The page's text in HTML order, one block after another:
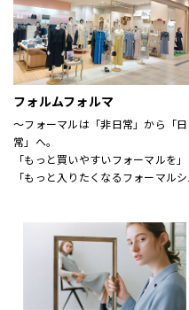
若い感性を生かし、幅広い年齢層の
お客様を対象にした店舗となってい
ます。
また、品揃えについても振袖、訪問
着、袋帯　等様々な高級呉服の品々
を驚くほどの超破格にてご奉仕致し
皆さま是非ともお立ち寄り下さい。
店舗スタッフ一同お待ち申し上げて
おります。
フォルムフォルマ
～フォーマルは「非日常」から「日
常」へ。
「もっと買いやすいフォーマルを」
「もっと入りたくなるフォーマルシ
結婚式、お別れ、パーティー、そし
てちょっとしたお出かけなど
特別な日も、日常も様々なシーンで
着まわせるアイテムをトータルに